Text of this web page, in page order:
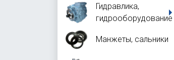
Гидравлика,
гидрооборудование
Манжеты, сальники